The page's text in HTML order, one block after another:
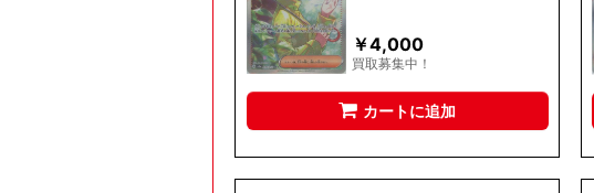
￥4,000
買取募集中！
カートに追加